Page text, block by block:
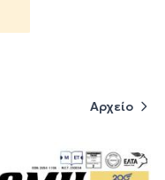
Αρχείο